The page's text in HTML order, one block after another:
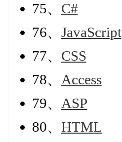
75、 C#
76、 JavaScript
77、 CSS
78、 Access
79、 ASP
80、 HTML